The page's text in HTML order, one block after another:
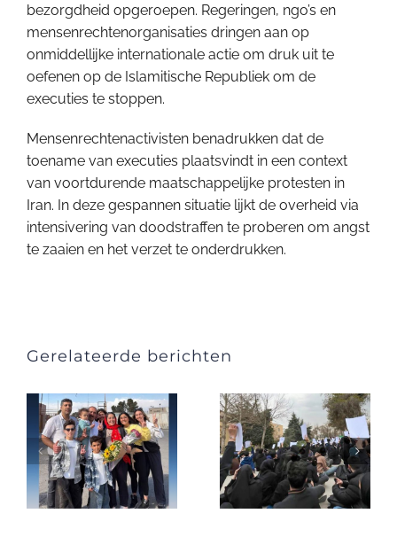
bezorgdheid opgeroepen. Regeringen, ngo’s en
mensenrechtenorganisaties dringen aan op
onmiddellijke internationale actie om druk uit te
oefenen op de Islamitische Republiek om de
executies te stoppen.
Mensenrechtenactivisten benadrukken dat de
toename van executies plaatsvindt in een context
van voortdurende maatschappelijke protesten in
Iran. In deze gespannen situatie lijkt de overheid via
intensivering van doodstraffen te proberen om angst
te zaaien en het verzet te onderdrukken.
Gerelateerde berichten
Studentenprotesten
aan Sharif
University
Iran: Meer dan
50.000
arrestaties
tijdens
aanhoudende